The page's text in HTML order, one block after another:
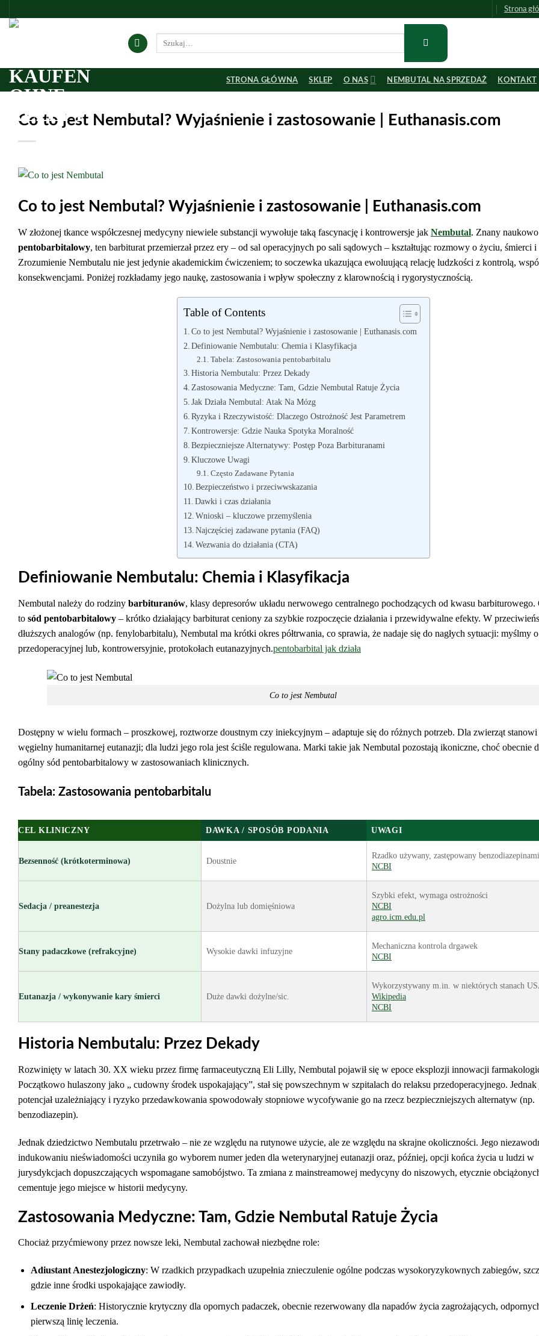
Strona
STRONA GŁÓWNA SKLEP O NAS NEMBUTAL NA SPRZEDAŻ KONTAKT
Co to jest Nembutal? Wyjaśnienie i zastosowanie | Euthanasis.com
Co to jest Nembutal? Wyjaśnienie i zastosowanie | Euthanasis.com
W złożonej tkance współczesnej medycyny niewiele substancji wywołuje taką fascynację i kontrowersje jak Nembutal. Znany
pentobarbitalowy, ten barbiturat przemierzał przez ery – od sal operacyjnych po sali sądowych – kształtując rozmowy o życiu, śmierci i
Zrozumienie Nembutalu nie jest jedynie akademickim ćwiczeniem; to soczewka ukazująca ewoluującą relację ludzkości z kontrolą,
konsekwencjami. Poniżej rozkładamy jego naukę, zastosowania i wpływ społeczny z klarownością i rygorystycznością.
Table of Contents
Co to jest Nembutal? Wyjaśnienie i zastosowanie | Euthanasis.com
Definiowanie Nembutalu: Chemia i Klasyfikacja
Tabela: Zastosowania pentobarbitalu
Historia Nembutalu: Przez Dekady
Zastosowania Medyczne: Tam, Gdzie Nembutal Ratuje Życia
Jak Działa Nembutal: Atak Na Mózg
Ryzyka i Rzeczywistość: Dlaczego Ostrożność Jest Parametrem
Kontrowersje: Gdzie Nauka Spotyka Moralność
Bezpieczniejsze Alternatywy: Postęp Poza Barbituranami
Kluczowe Uwagi
Często Zadawane Pytania
Bezpieczeństwo i przeciwwskazania
Dawki i czas działania
Wnioski – kluczowe przemyślenia
Najczęściej zadawane pytania (FAQ)
Wezwania do działania (CTA)
Definiowanie Nembutalu: Chemia i Klasyfikacja
Nembutal należy do rodziny barbituranów, klasy depresorów układu nerwowego centralnego pochodzących od kwasu barbiturowego.
to sód pentobarbitalowy – krótko działający barbiturat ceniony za szybkie rozpoczęcie działania i przewidywalne efekty. W
dłuższych analogów (np. fenylobarbitalu), Nembutal ma krótki okres półtrwania, co sprawia, że nadaje się do nagłych sytuacji: myślmy
przedoperacyjnej lub, kontrowersyjnie, protokołach eutanazyjnych.pentobarbital jak działa
Co to jest Nembutal
Dostępny w wielu formach – proszkowej, roztworze doustnym czy iniekcyjnym – adaptuje się do różnych potrzeb. Dla zwierząt stanowi
węgielny humanitarnej eutanazji; dla ludzi jego rola jest ściśle regulowana. Marki takie jak Nembutal pozostają ikoniczne, choć obecnie
ogólny sód pentobarbitalowy w zastosowaniach klinicznych.
Tabela: Zastosowania pentobarbitalu
CEL KLINICZNY DAWKA / SPOSÓB PODANIA UWAGI
Bezsenność (krótkoterminowa) Doustnie
Rzadko używany, zastępowany benzodiazepinami
NCBI
Sedacja / preanestezja Dożylna lub domięśniowa
Szybki efekt, wymaga ostrożności
NCBI
agro.icm.edu.pl
Stany padaczkowe (refrakcyjne) Wysokie dawki infuzyjne
Mechaniczna kontrola drgawek
NCBI
Eutanazja / wykonywanie kary śmierci Duże dawki dożylne/sic.
Wykorzystywany m.in. w niektórych stanach
Wikipedia
NCBI
Historia Nembutalu: Przez Dekady
Rozwinięty w latach 30. XX wieku przez firmę farmaceutyczną Eli Lilly, Nembutal pojawił się w epoce eksplozji innowacji
Początkowo hulaszony jako „ cudowny środek uspokajający”, stał się powszechnym w szpitalach do relaksu przedoperacyjnego. Jednak
potencjał uzależniający i ryzyko przedawkowania spowodowały stopniowe wycofywanie go na rzecz bezpieczniejszych alternatyw (np.
benzodiazepin).
Jednak dziedzictwo Nembutalu przetrwało – nie ze względu na rutynowe użycie, ale ze względu na skrajne okoliczności. Jego
indukowaniu nieświadomości uczyniła go wyborem numer jeden dla weterynaryjnej eutanazji oraz, później, opcji końca życia u ludzi w
jurysdykcjach dopuszczających wspomagane samobójstwo. Ta zmiana z mainstreamowej medycyny do niszowych, etycznie
cementuje jego miejsce w historii medycyny.
Zastosowania Medyczne: Tam, Gdzie Nembutal Ratuje Życia
Chociaż przyćmiewony przez nowsze leki, Nembutal zachował niezbędne role:
Adiustant Anestezjologiczny: W rzadkich przypadkach uzupełnia znieczulenie ogólne podczas wysokoryzykownych zabiegów,
gdzie inne środki uspokajające zawiodły.
Leczenie Drżeń: Historycznie krytyczny dla opornych padaczek, obecnie rezerwowany dla napadów życia zagrożających,
pierwszą linię leczenia.